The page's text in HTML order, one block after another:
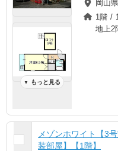
▼ もっと見る
岡山
1階 /
地上2
メゾンホワイト【3
装部屋】【1階】